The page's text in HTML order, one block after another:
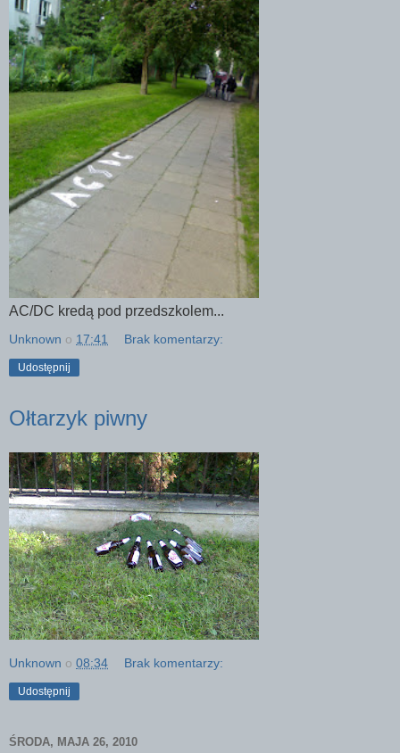
AC/DC kredą pod przedszkolem...
Unknown o 17:41 Brak komentarzy:
Udostępnij
Ołtarzyk piwny
Unknown o 08:34 Brak komentarzy:
Udostępnij
ŚRODA, MAJA 26, 2010